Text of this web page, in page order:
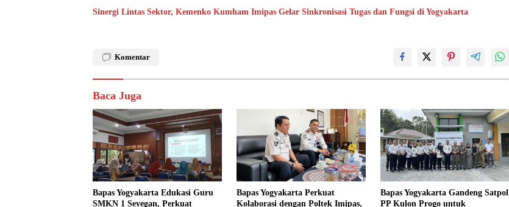
Sinergi Lintas Sektor, Kemenko Kumham Imipas Gelar Sinkronisasi Tugas dan Fungsi di Yogyakarta
Komentar
Baca Juga
Bapas Yogyakarta Edukasi Guru
SMKN 1 Seyegan, Perkuat
Bapas Yogyakarta Perkuat
Kolaborasi dengan Poltek Imipas,
Bapas Yogyakarta Gandeng Satpol
PP Kulon Progo untuk